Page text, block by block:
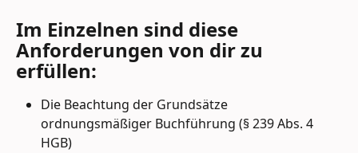
Im Einzelnen sind diese
Anforderungen von dir zu
erfüllen:
Die Beachtung der Grundsätze
ordnungsmäßiger Buchführung (§ 239 Abs. 4
HGB)